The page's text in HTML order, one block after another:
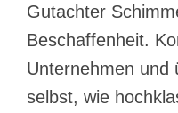
Gutachter
Beschaffenheit.
Unternehmen und
selbst, wie